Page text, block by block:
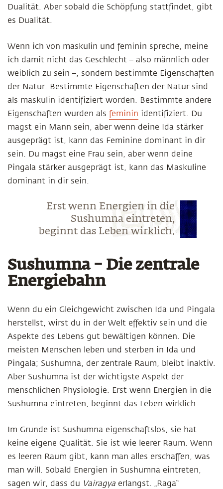
Dualität. Aber sobald die Schöpfung stattfindet, gibt
es Dualität.
Wenn ich von maskulin und feminin spreche, meine
ich damit nicht das Geschlecht – also männlich oder
weiblich zu sein –, sondern bestimmte Eigenschaften
der Natur. Bestimmte Eigenschaften der Natur sind
als maskulin identifiziert worden. Bestimmte andere
Eigenschaften wurden als feminin identifiziert. Du
magst ein Mann sein, aber wenn deine Ida stärker
ausgeprägt ist, kann das Feminine dominant in dir
sein. Du magst eine Frau sein, aber wenn deine
Pingala stärker ausgeprägt ist, kann das Maskuline
dominant in dir sein.
Erst wenn Energien in die
Sushumna eintreten,
beginnt das Leben wirklich.
Sushumna – Die zentrale
Energiebahn
Wenn du ein Gleichgewicht zwischen Ida und Pingala
herstellst, wirst du in der Welt effektiv sein und die
Aspekte des Lebens gut bewältigen können. Die
meisten Menschen leben und sterben in Ida und
Pingala; Sushumna, der zentrale Raum, bleibt inaktiv.
Aber Sushumna ist der wichtigste Aspekt der
menschlichen Physiologie. Erst wenn Energien in die
Sushumna eintreten, beginnt das Leben wirklich.
Im Grunde ist Sushumna eigenschaftslos, sie hat
keine eigene Qualität. Sie ist wie leerer Raum. Wenn
es leeren Raum gibt, kann man alles erschaffen, was
man will. Sobald Energien in Sushumna eintreten,
sagen wir, dass du Vairagya erlangst. „Raga“